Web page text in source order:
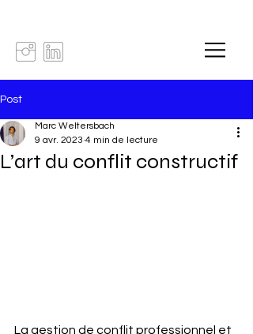
Post
L’art du conflit constructif
Marc Weltersbach
9 avr. 2023 4 min de lecture
La gestion de conflit professionnel et